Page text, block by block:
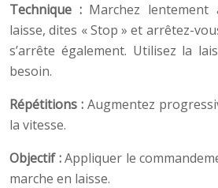
Technique : Marchez
laisse, dites « Stop » et arrêtez-
s’arrête également. Utilisez la
besoin.
Répétitions : Augmentez
la vitesse.
Objectif :Appliquer le
marche en laisse.